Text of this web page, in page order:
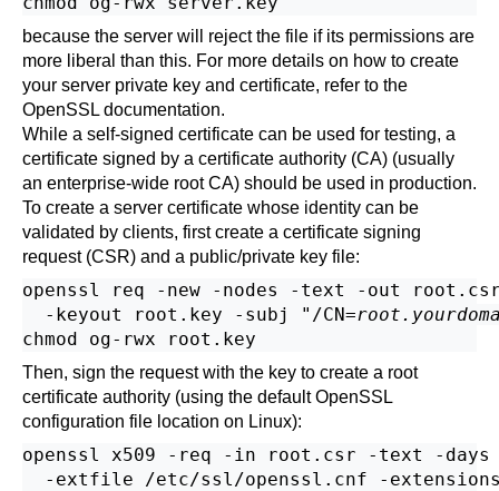
because the server will reject the file if its permissions are
more liberal than this. For more details on how to create
your server private key and certificate, refer to the
OpenSSL documentation.
While a self-signed certificate can be used for testing, a
certificate signed by a certificate authority (CA) (usually
an enterprise-wide rootCA) should be used in production.
To create a server certificate whose identity can be
validated by clients, first create a certificate signing
request (CSR) and a public/private key file:
openssl req -new -nodes -text -out
  -keyout root.key -subj "/CN=
Then, sign the request with the key to create a root
certificate authority (using the defaultOpenSSL
configuration file location on Linux):
openssl x509 -req -in root.csr -text -days
-extfile /etc/ssl/openssl.cnf -